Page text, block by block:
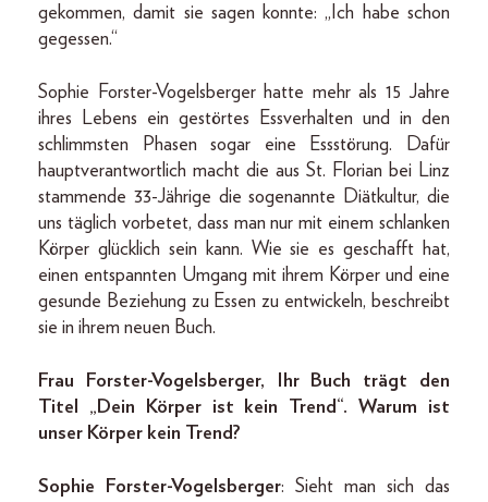
gekommen, damit sie sagen konnte: „Ich habe schon
gegessen.“
Sophie Forster-Vogelsberger hatte mehr als 15 Jahre
ihres Lebens ein gestörtes Essverhalten und in den
schlimmsten Phasen sogar eine Essstörung. Dafür
hauptverantwortlich macht die aus St. Florian bei Linz
stammende 33-Jährige die sogenannte Diätkultur, die
uns täglich vorbetet, dass man nur mit einem schlanken
Körper glücklich sein kann. Wie sie es geschafft hat,
einen entspannten Umgang mit ihrem Körper und eine
gesunde Beziehung zu Essen zu entwickeln, beschreibt
sie in ihrem neuen Buch.
Frau Forster-Vogelsberger, Ihr Buch trägt den
Titel „Dein Körper ist kein Trend“. Warum ist
unser Körper kein Trend?
Sophie Forster-Vogelsberger: Sieht man sich das